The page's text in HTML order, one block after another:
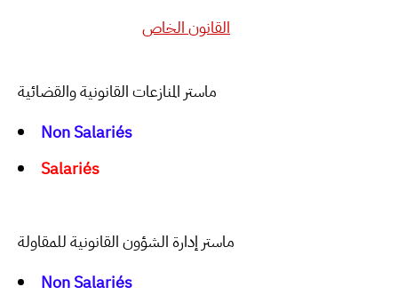
القانون الخاص
NonSalariés
Salariés
ماستر إدارة الشؤون القانونية للمقاولة
NonSalariés